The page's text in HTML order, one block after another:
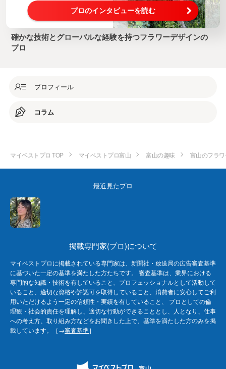
プロのインタビューを読む
確かな技術とグローバルな経験を持つフラワーデザインの
プロ
プロフィール
コラム
マイベストプロ TOP マイベストプロ富山 富山の趣味 富山のフラ
最近見たプロ
掲載専門家(プロ)について
マイベストプロに掲載されている専門家は、新聞社・放送局の広告審査基準
に基づいた一定の基準を満たした方たちです。 審査基準は、業界における
専門的な知識・技術を有していること、プロフェッショナルとして活動して
いること、適切な資格や許認可を取得していること、消費者に安心してご利
用いただけるよう一定の信頼性・実績を有していること、 プロとしての倫
理観・社会的責任を理解し、適切な行動ができることとし、人となり、仕事
への考え方、取り組み方などをお聞きした上で、基準を満たした方のみを掲
載しています。［→審査基準］